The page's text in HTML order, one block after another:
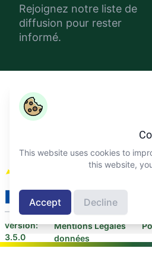
Rejoignez notre liste de
diffusion pour rester
informé.
This website uses cookies to
this website,
Accept Decline
version:
3.5.0
Mentions Légales
données